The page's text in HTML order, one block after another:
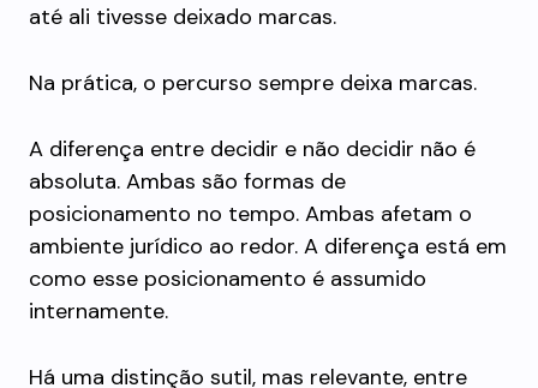
até ali tivesse deixado marcas.
Na prática, o percurso sempre deixa marcas.
A diferença entre decidir e não decidir não é
absoluta. Ambas são formas de
posicionamento no tempo. Ambas afetam o
ambiente jurídico ao redor. A diferença está em
como esse posicionamento é assumido
internamente.
Há uma distinção sutil, mas relevante, entre